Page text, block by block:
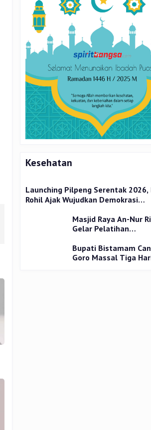
Kesehatan
Launching Pilpeng Serentak
Rohil Ajak Wujudkan Demokrasi
Masjid Raya An-Nur
Gelar Pelatihan
Langsung Praktik
Bupati Bistamam
Goro Massal Tiga